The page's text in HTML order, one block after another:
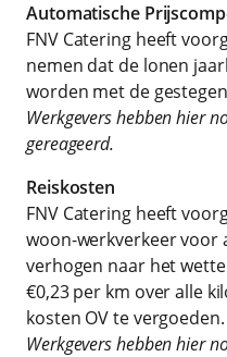
Automatische
FNV Catering heeft
nemen dat de lonen
worden met de
Werkgevers hebben hier
gereageerd.
Reiskosten
FNV Catering heeft
woon-werkverkeer voor
verhogen naar het
€0,23 per km over alle
kosten OV te vergoeden.
Werkgevers hebben hier